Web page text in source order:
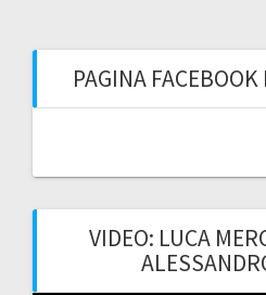
PAGINA
VIDEO: LUCA